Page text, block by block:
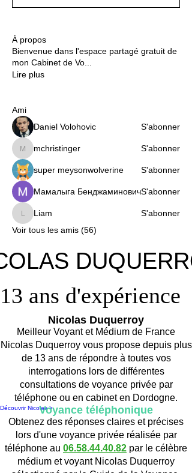
À propos
Bienvenue dans l'espace partagé gratuit de
mon Cabinet de Vo...
Lire plus
Ami
Daniel Volohovic
S'abonner
mchristinger
mchristinger S'abonner
super meysonwolverine S'abonner
Мамалыга БенджаминовичS'abonner
Liam
Liam
S'abonner
Voir tous les amis (56)
13 ans d'expérience
13 ans d'expérience
Nicolas Duquerroy
Meilleur Voyant et Médium de France
Nicolas Duquerroy vous propose depuis plus
de 13 ans de répondre à toutes vos
interrogations lors de différentes
consultations de voyance privée par
téléphone ou en cabinet en Dordogne.
Découvrir Nicolas >Voyance téléphonique
Obtenez des réponses claires et précises
lors d'une voyance privée réalisée par
téléphone au 06.58.44.40.82 par le célèbre
médium et voyant Nicolas Duquerroy